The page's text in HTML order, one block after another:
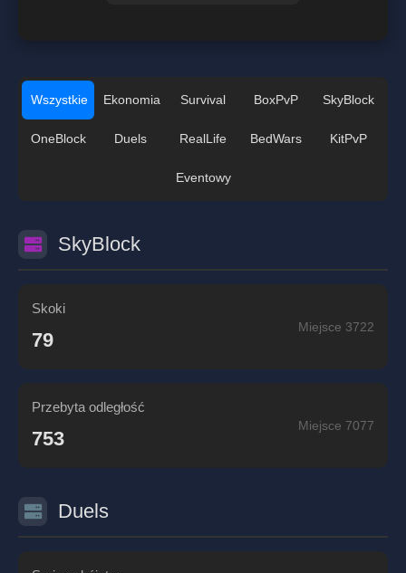
Wszystkie Ekonomia Survival BoxPvP SkyBlock
OneBlock Duels RealLife BedWars KitPvP
Eventowy
SkyBlock
Skoki
79
Miejsce 3722
Przebyta odległość
753
Miejsce 7077
Duels